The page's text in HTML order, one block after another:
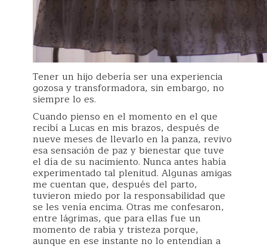
Tener un hijo debería ser una experiencia
gozosa y transformadora, sin embargo, no
siempre lo es.
Cuando pienso en el momento en el que
recibí a Lucas en mis brazos, después de
nueve meses de llevarlo en la panza, revivo
esa sensación de paz y bienestar que tuve
el día de su nacimiento. Nunca antes había
experimentado tal plenitud. Algunas amigas
me cuentan que, después del parto,
tuvieron miedo por la responsabilidad que
se les venía encima. Otras me confesaron,
entre lágrimas, que para ellas fue un
momento de rabia y tristeza porque,
aunque en ese instante no lo entendían a